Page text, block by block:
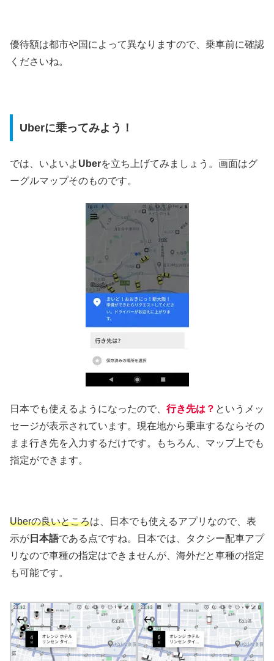
優待額は都市や国によって異なりますので、乗車前に確認
くださいね。
Uberに乗ってみよう！
では、いよいよ Uberを立ち上げてみましょう。画面はグ
ーグルマップそのものです。
日本でも使えるようになったので、 行き先は？ というメッ
セージが表示されています。現在地から乗車するならその
まま行き先を入力するだけです。もちろん、マップ上でも
指定ができます。
Uberの良いところは、日本でも使えるアプリなので、表
示が 日本語である点ですね。日本では、タクシー配車アプ
リなので車種の指定はできませんが、海外だと車種の指定
も可能です。